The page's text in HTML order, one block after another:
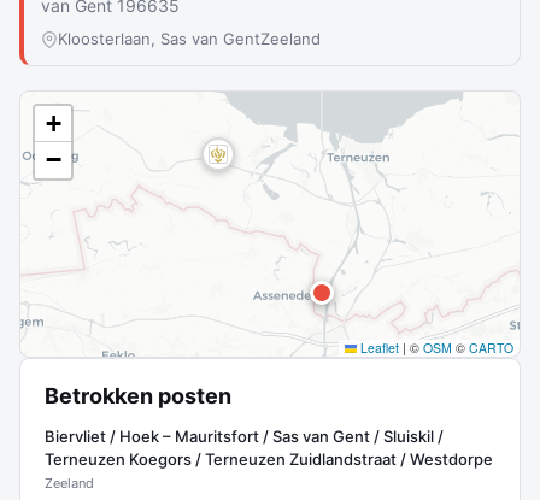
van Gent 196635
Kloosterlaan, Sas van GentZeeland
+
−
Leaflet | © OSM © CARTO
Betrokken posten
Biervliet / Hoek – Mauritsfort / Sas van Gent / Sluiskil /
Terneuzen Koegors / Terneuzen Zuidlandstraat / Westdorpe
Zeeland